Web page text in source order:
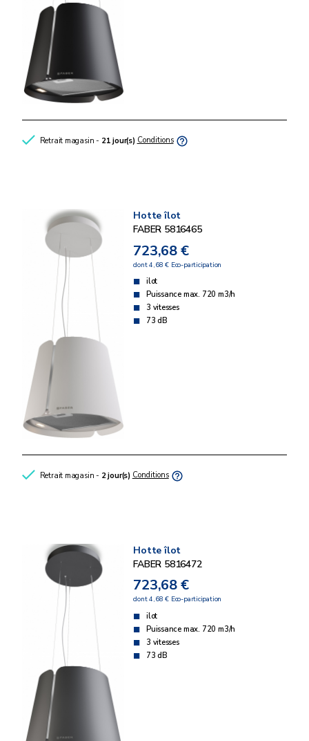
Retrait magasin - 21 jour(s) Conditions
Hotte îlot
FABER 5816465
723,68 €
dont 4,68 € Eco-participation
ilot
Puissance max. 720 m3/h
3 vitesses
73 dB
Retrait magasin - 2 jour(s) Conditions
Hotte îlot
FABER 5816472
723,68 €
dont 4,68 € Eco-participation
ilot
Puissance max. 720 m3/h
3 vitesses
73 dB